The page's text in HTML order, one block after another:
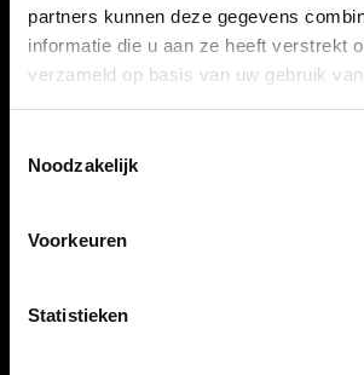
partners kunnen deze gegevens
informatie die u aan ze heeft verstrekt
verzameld op basis van uw gebruik
Noodzakelijk
Voorkeuren
Statistieken
Chris Dobey dartpijlen
naar de spelernaam, maar juist ook naar
grip, barrelvorm en gewicht. Die
in de hand ligt, hoe hij loslaat en hoeveel
tijdens het gooien. Vergelijk daarom rustig
Maak je set-up compleet